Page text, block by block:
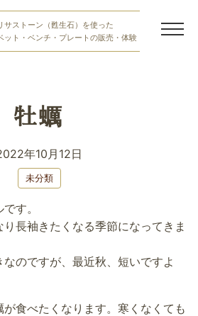
サストーン（甦生石）を使った
ット・ベンチ・プレートの販売・体験
し込み
牡蠣
年10月12日
未分類
す。
長袖きたくなる季節になってきま
のですが、最近秋、短いですよ
食べたくなります。寒くなくても